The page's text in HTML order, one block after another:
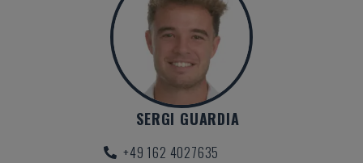
SERGI GUARDIA
+49 162 4027635